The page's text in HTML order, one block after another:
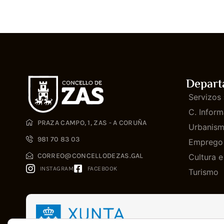
PRAZA CAMPO, 1, ZAS - A CORUÑA
981 70 83 03
CORREO@CONCELLODEZAS.GAL
INSTAGRAM FACEBOOK
Servizos
C.
Emprego
Cultura
Turismo